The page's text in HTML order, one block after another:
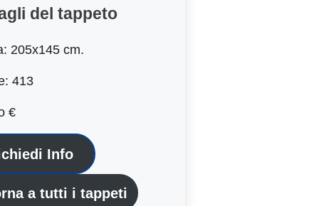
del tappeto
205x145 cm.
413
€
Info
a tutti i tappeti